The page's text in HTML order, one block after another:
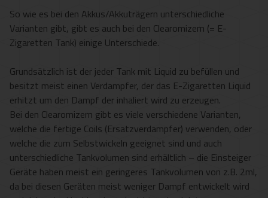
So wie es bei den Akkus/Akkuträgern unterschiedliche
Varianten gibt, gibt es auch bei den Clearomizern (= E-
Zigaretten Tank) einige Unterschiede.
Grundsätzlich ist der jeder Tank mit Liquid zu befüllen und
besitzt meist einen Verdampfer, der das E-Zigaretten Liquid
erhitzt um den Dampf der inhaliert wird zu erzeugen.
Bei den Clearomizern gibt es viele verschiedene Varianten,
welche die fertige Coils (Ersatzverdampfer) verwenden, oder
welche die zum Selbstwickeln geeignet sind und auch
unterschiedliche Tankvolumen sind erhältlich – die Einsteiger
Geräte haben meist ein geringeres Tankvolumen von z.B. 2ml,
da bei diesen Geräten meist weniger Dampf entwickelt wird